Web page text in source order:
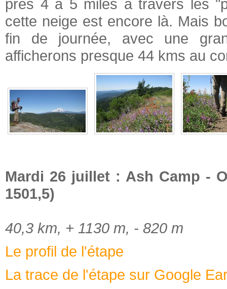
près 4 à 5 miles à travers les
cette neige est encore là. Mais
fin de journée, avec une
afficherons presque 44 kms au
Mardi 26 juillet : Ash Camp -
1501,5)
40,3 km, + 1130 m, - 820 m
Le profil de l'étape
La trace de l'étape sur Google